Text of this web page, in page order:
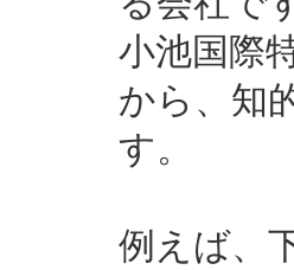
小池国際
から、知
す。
例えば、